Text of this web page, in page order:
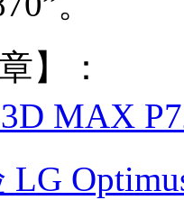
】：
MAX